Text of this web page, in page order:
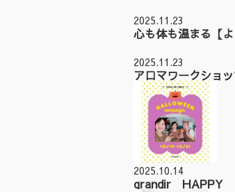
2025.11.23
心も体も温まる【
2025.11.23
アロマワークショ
2025.10.14
grandir HAPPY